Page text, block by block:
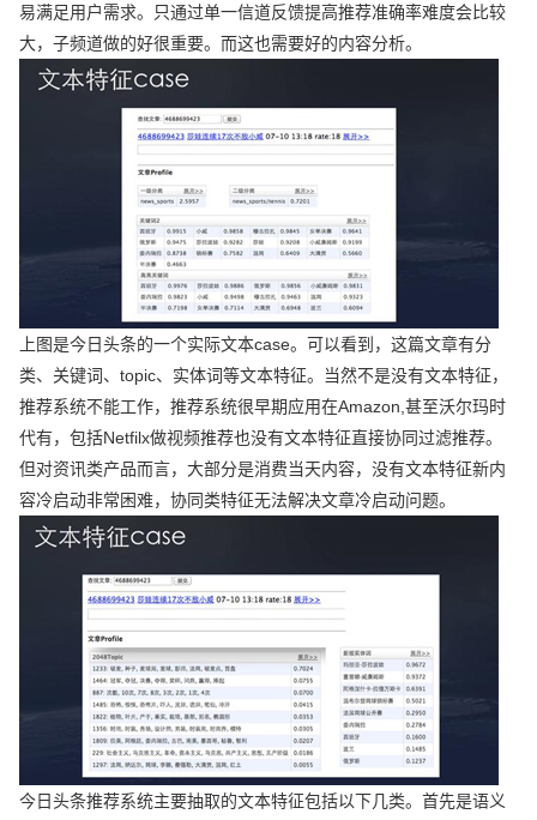
易满足用户需求。只通过单一信道反馈提高推荐准确率难度会比较
大，子频道做的好很重要。而这也需要好的内容分析。
上图是今日头条的一个实际文本case。可以看到，这篇文章有分
类、关键词、topic、实体词等文本特征。当然不是没有文本特征，
推荐系统不能工作，推荐系统很早期应用在Amazon,甚至沃尔玛时
代有，包括Netfilx做视频推荐也没有文本特征直接协同过滤推荐。
但对资讯类产品而言，大部分是消费当天内容，没有文本特征新内
容冷启动非常困难，协同类特征无法解决文章冷启动问题。
今日头条推荐系统主要抽取的文本特征包括以下几类。首先是语义